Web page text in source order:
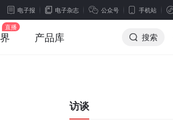
电子报 电子杂志 公众号 手机站
产品库 搜索
访谈